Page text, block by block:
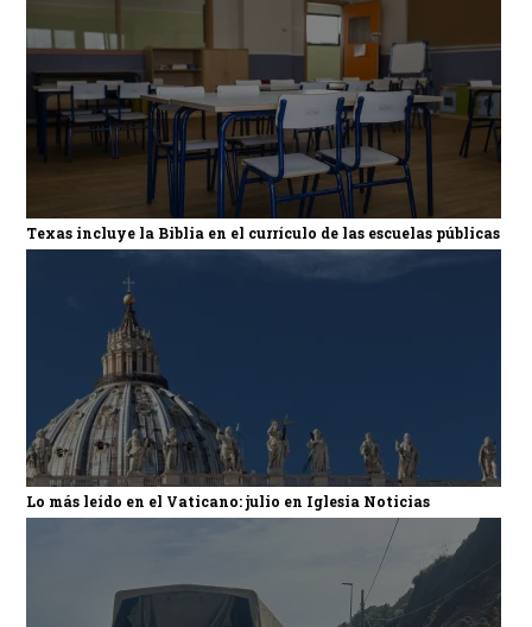
Texas incluye la Biblia en el currículo de las escuelas públicas
Lo más leído en el Vaticano: julio en Iglesia Noticias